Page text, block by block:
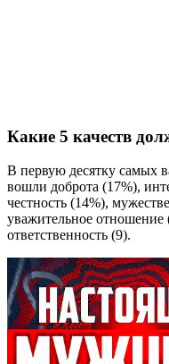
Какие 5 качеств
В первую десятку самых
вошли доброта (17%),
честность (14%),
уважительное отношение
ответственность (9).